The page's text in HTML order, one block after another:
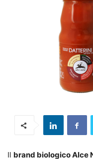
Il brand biologico Alce